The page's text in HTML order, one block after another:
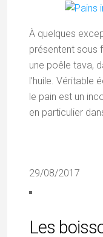
À quelques
présentent sous
une poêle tava,
l’huile. Véritable
le pain est un
en particulier
29/08/2017
Les